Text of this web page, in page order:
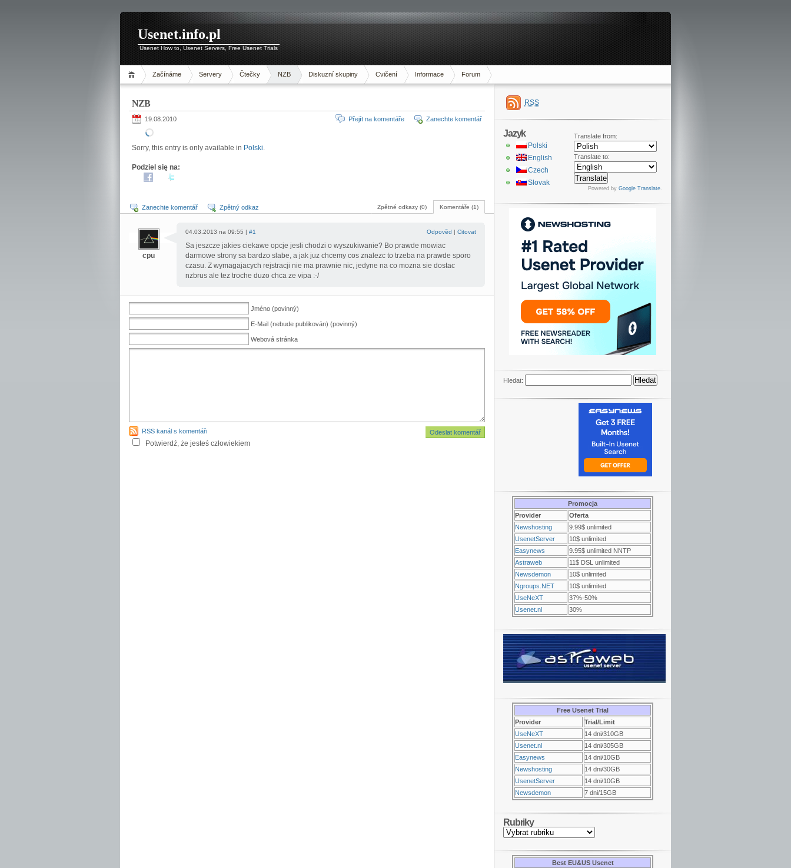
Usenet.info.pl
Usenet How to, Usenet Servers, Free Usenet Trials
Začínáme Servery Čtečky NZB Diskuzní skupiny Cvičení Informace Forum
NZB
19.08.2010 Přejít na komentáře Zanechte komentář
Sorry, this entry is only available in Polski.
Podziel się na:
Komentáře (1)
Zpětné odkazy (0)
Zanechte komentář Zpětný odkaz
cpu
04.03.2013 na 09:55 | #1 Odpověd | Citovat
Sa jeszcze jakies ciekawe opcje jesli chodzi o wyszukiwanie? Bo prawde mowiac
darmowe strony sa bardzo slabe, a jak juz chcemy cos znalezc to trzeba na prawde sporo
czasu. Z wymagajacych rejstracji nie ma prawnie nic, jedyne na co mozna sie dostac
nzbrus ale tez troche duzo chca ze vipa :-/
Jméno (povinný)
E-Mail (nebude publikován) (povinný)
Webová stránka
RSS kanál s komentáři
Potwierdź, że jesteś człowiekiem
RSS
Translate from:
Translate to:
Powered by Google Translate.
Jazyk
Polski
English
Czech
Slovak
Hledat:
Promocja
Provider
Oferta
Newshosting
9.99$ unlimited
UsenetServer
10$ unlimited
Easynews
9.95$ unlimited NNTP
Astraweb
11$ DSL unlimited
Newsdemon
10$ unlimited
Ngroups.NET
10$ unlimited
UseNeXT
37%-50%
Usenet.nl
30%
Free Usenet Trial
Provider
Trial/Limit
UseNeXT
14 dni/310GB
Usenet.nl
14 dni/305GB
Easynews
14 dni/10GB
Newshosting
14 dni/30GB
UsenetServer
14 dni/10GB
Newsdemon
7 dni/15GB
Rubriky
Best EU&US Usenet